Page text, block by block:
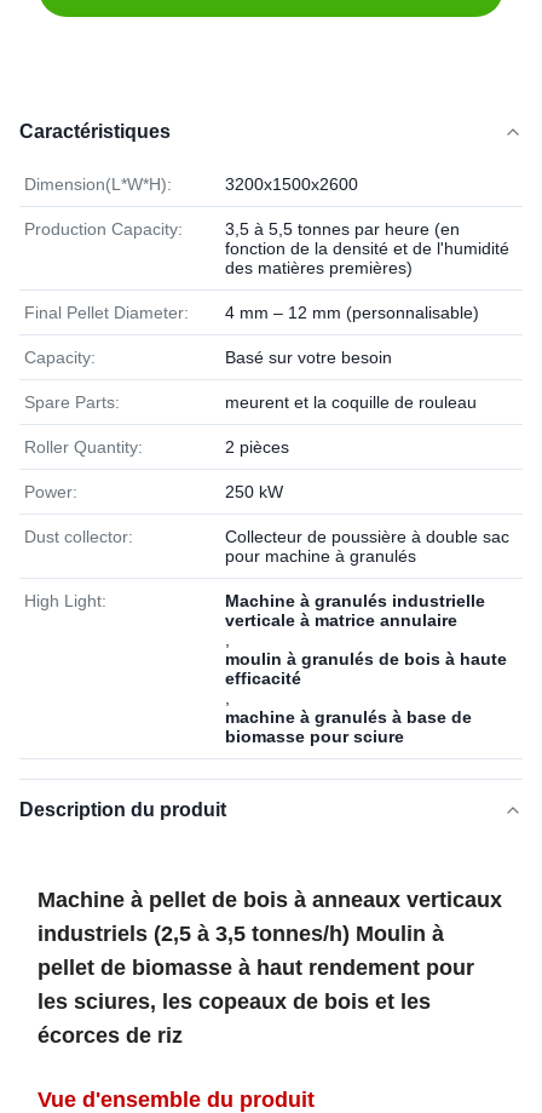
Caractéristiques
Dimension(L*W*H): 3200x1500x2600
Production Capacity:
3,5 à 5,5 tonnes par heure (en
fonction de la densité et de l'humidité
des matières premières)
Final Pellet Diameter: 4 mm – 12 mm (personnalisable)
Capacity: Basé sur votre besoin
Spare Parts: meurent et la coquille de rouleau
Roller Quantity: 2 pièces
Power: 250 kW
Dust collector:
Collecteur de poussière à double sac
pour machine à granulés
High Light:
Machine à granulés industrielle
verticale à matrice annulaire
moulin à granulés de bois à haute
efficacité
machine à granulés à base de
biomasse pour sciure
Description du produit
Machine à pellet de bois à anneaux verticaux
industriels (2,5 à 3,5 tonnes/h) Moulin à
pellet de biomasse à haut rendement pour
les sciures, les copeaux de bois et les
écorces de riz
Vue d'ensemble du produit